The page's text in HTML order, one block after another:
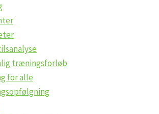
træningsforløb
for alle